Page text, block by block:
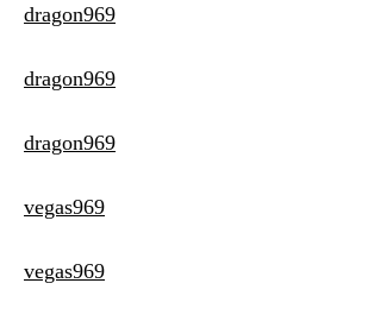
dragon969
dragon969
dragon969
vegas969
vegas969